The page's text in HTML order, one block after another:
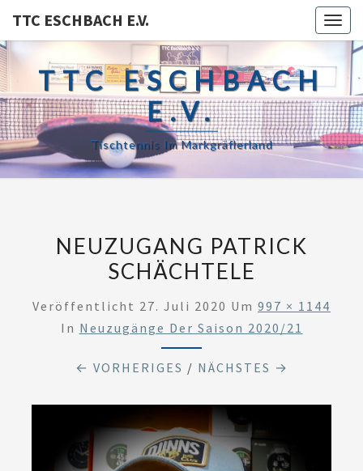
TTC ESCHBACH E.V.
TTC ESCHBACH
E.V.
Tischtennis Im Markgräflerland
NEUZUGANG PATRICK
SCHÄCHTELE
Veröffentlicht 27. Juli 2020 Um 997 × 1144
In Neuzugänge Der Saison 2020/21
← VORHERIGES / NÄCHSTES →